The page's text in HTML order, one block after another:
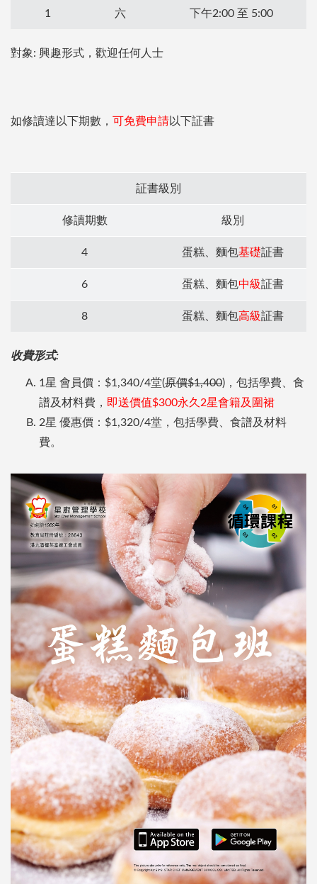
1 六 下午2:00 至 5:00
對象: 興趣形式，歡迎任何人士
如修讀達以下期數， 可免費申請以下証書
証書級別
修讀期數 級別
4 蛋糕、麵包基礎証書
6 蛋糕、麵包中級証書
8 蛋糕、麵包高級証書
收費形式:
1星 會員價：$1,340/4堂(原價$1,400)，包括學費、食
譜及材料費， 即送價值$300永久2星會籍及圍裙
2星 優惠價：$1,320/4堂，包括學費、食譜及材料
費。